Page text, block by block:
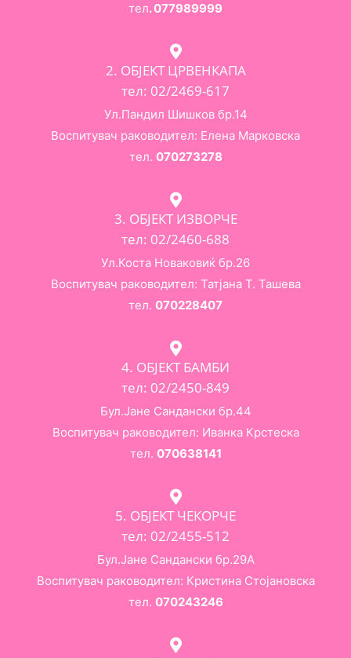
тел. 077989999
2. ОБЈЕКТ ЦРВЕНКАПА
тел: 02/2469-617
Ул.Пандил Шишков бр.14
Воспитувач раководител: Елена Марковска
тел. 070273278
3. ОБЈЕКТ ИЗВОРЧЕ
тел: 02/2460-688
Ул.Коста Новаковиќ бр.26
Воспитувач раководител: Татјана Т. Ташева
тел. 070228407
4. ОБЈЕКТ БАМБИ
тел: 02/2450-849
Бул.Јане Сандански бр.44
Воспитувач раководител: Иванка Крстеска
тел. 070638141
5. ОБЈЕКТ ЧЕКОРЧЕ
тел: 02/2455-512
Бул.Јане Сандански бр.29А
Воспитувач раководител: Кристина Стојановска
тел. 070243246